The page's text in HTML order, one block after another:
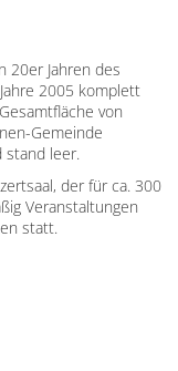
20er Jahren des
2005 komplett
von
Gemeinde
stand leer.
der für ca. 300
Veranstaltungen
statt.